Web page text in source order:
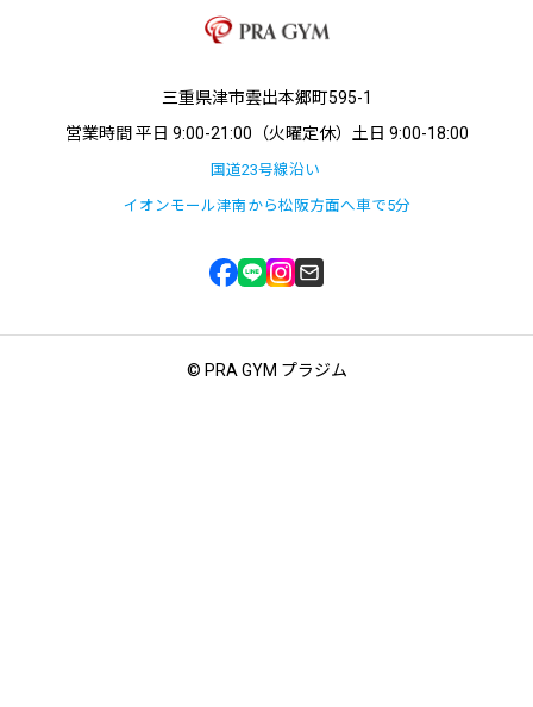
三重県津市雲出本郷町595-1
営業時間 平日 9:00-21:00（火曜定休）土日 9:00-18:00
国道23号線沿い
イオンモール津南から松阪方面へ車で5分
© PRA GYM プラジム